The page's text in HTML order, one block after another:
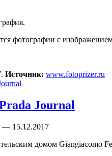
фотографии с
Источник: www.fotoprizer.ru
Journal
— 15.12.2017
домом Giangiacomo